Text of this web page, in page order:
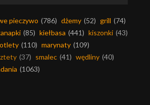
pieczywo (786) dżemy (52) grill (74)
(85) kiełbasa (441) kiszonki (43)
(110) marynaty (109)
(37) smalec (41) wędliny (40)
(1063)